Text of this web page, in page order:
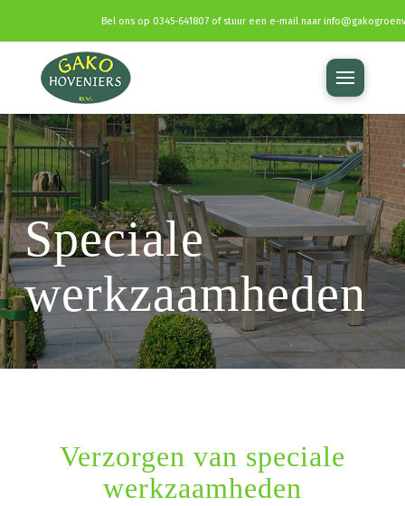
Bel ons op 0345-641807 of stuur een e-mail naar
Speciale
werkzaamheden
Verzorgen van speciale
werkzaamheden